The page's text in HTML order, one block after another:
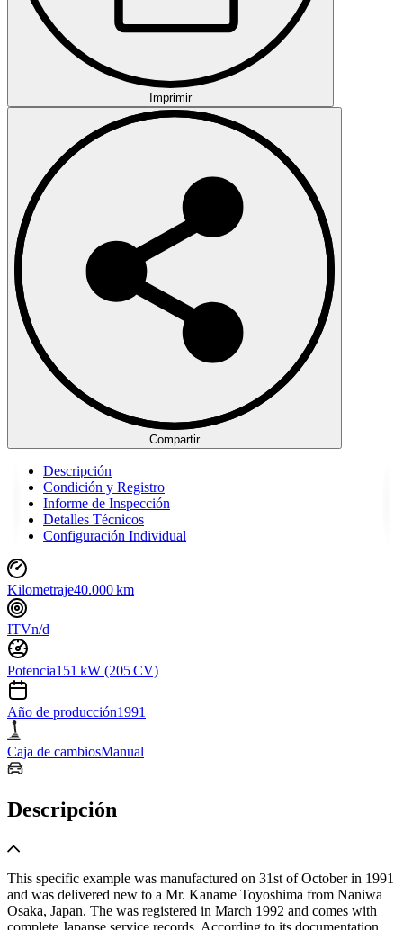
Imprimir
Compartir
Descripción
Condición y Registro
Informe de Inspección
Detalles Técnicos
Configuración Individual
Kilometraje40.000 km
ITVn/d
Potencia151 kW (205 CV)
Año de producción1991
Caja de cambiosManual
Descripción
This specific example was manufactured on 31st of October in 1991
and was delivered new to a Mr. Kaname Toyoshima from Naniwa
Osaka, Japan. The was registered in March 1992 and comes with
complete Japanse service records. According to its documentation,